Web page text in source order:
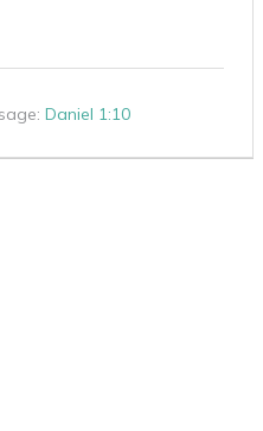
Daniel 1:10